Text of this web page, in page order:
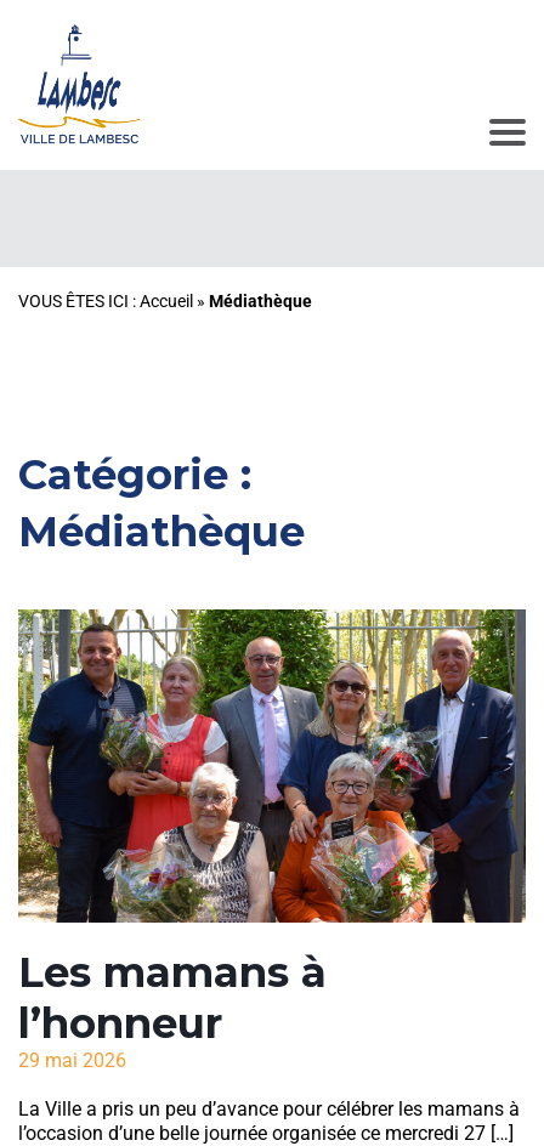
VOUS ÊTES ICI :Accueil » Médiathèque
Catégorie :
Médiathèque
Les mamans à
l’honneur
29 mai 2026
La Ville a pris un peu d’avance pour célébrer les mamans à
l’occasion d’une belle journée organisée ce mercredi 27 […]